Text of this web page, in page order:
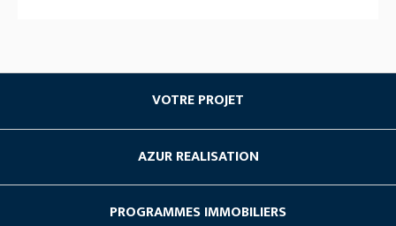
VOTRE PROJET
AZUR REALISATION
PROGRAMMES IMMOBILIERS